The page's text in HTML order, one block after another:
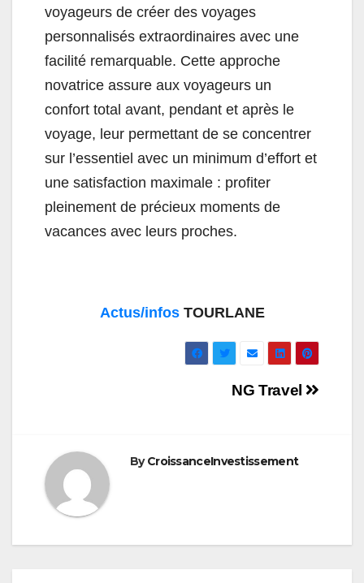
voyageurs de créer des voyages
personnalisés extraordinaires avec une
facilité remarquable. Cette approche
novatrice assure aux voyageurs un
confort total avant, pendant et après le
voyage, leur permettant de se concentrer
sur l’essentiel avec un minimum d’effort et
une satisfaction maximale : profiter
pleinement de précieux moments de
vacances avec leurs proches.
Actus/infosTOURLANE
l’article
NG Travel
ByCroissanceInvestissement